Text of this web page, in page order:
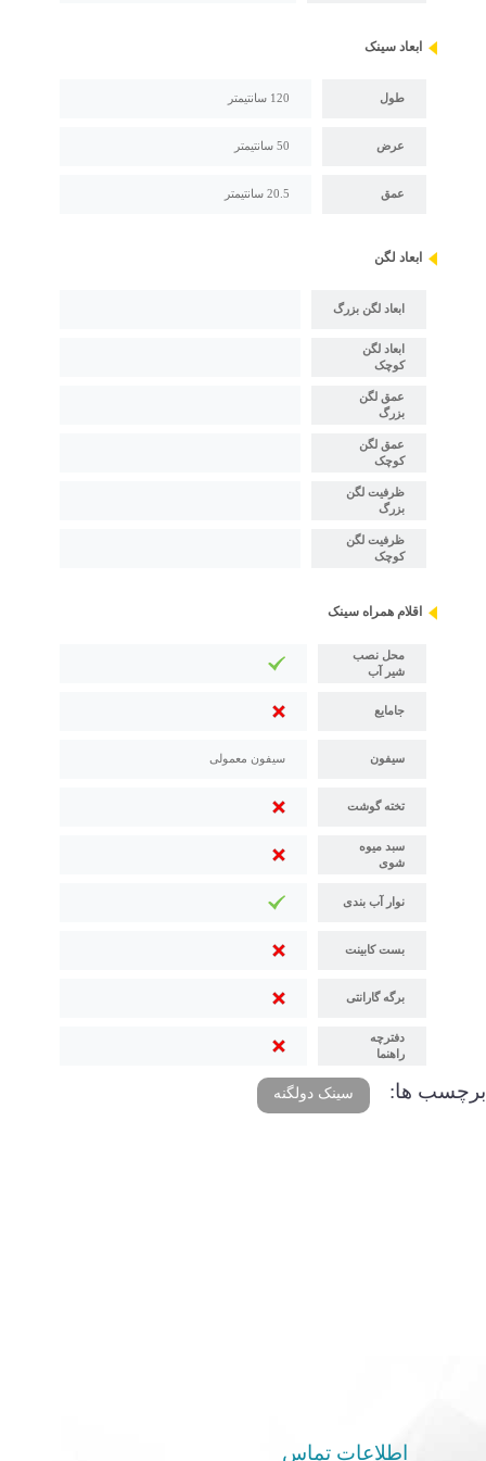
ابعاد سینک
طول 120 سانتیمتر
عرض 50 سانتیمتر
عمق 20.5 سانتیمتر
ابعاد لگن
ابعاد لگن بزرگ
ابعاد لگن
کوچک
عمق لگن
بزرگ
عمق لگن
کوچک
ظرفیت لگن
بزرگ
ظرفیت لگن
کوچک
اقلام همراه سینک
محل نصب
شیر آب
جامایع
سیفون سیفون معمولی
تخته گوشت
سبد میوه
شوی
نوار آب بندی
بست کابینت
برگه گارانتی
دفترچه
راهنما
برچسب ها: سینک دولگنه
اطلاعات تماس